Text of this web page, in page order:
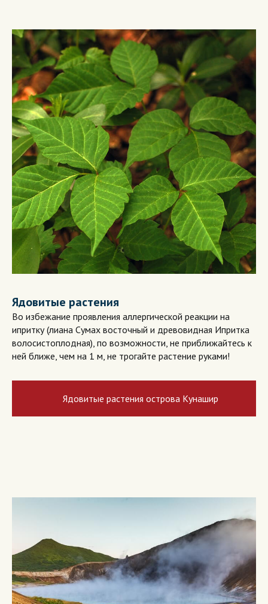
Ядовитые растения
Во избежание проявления аллергической реакции на
ипритку (лиана Сумах восточный и древовидная Ипритка
волосистоплодная), по возможности, не приближайтесь к
ней ближе, чем на 1 м, не трогайте растение руками!
Ядовитые растения острова Кунашир